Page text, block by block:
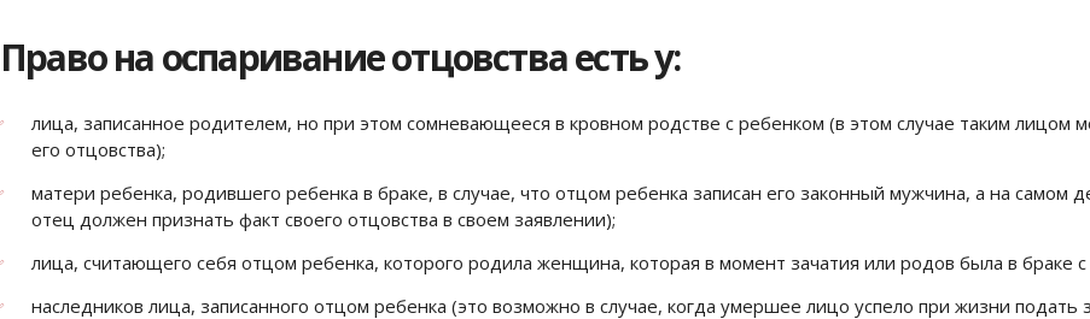
Право на оспаривание отцовства есть у:
лица, записанное родителем, но при этом сомневающееся в кровном родстве с ребенком (в этом случае таким лицом
его отцовства);
матери ребенка, родившего ребенка в браке, в случае, что отцом ребенка записан его законный мужчина, а на самом
отец должен признать факт своего отцовства в своем заявлении);
лица, считающего себя отцом ребенка, которого родила женщина, которая в момент зачатия или родов была в браке
наследников лица, записанного отцом ребенка (это возможно в случае, когда умершее лицо успело при жизни подать